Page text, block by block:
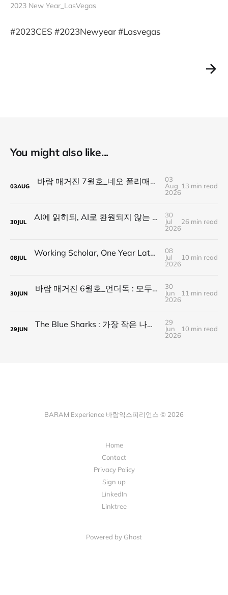
2023 New Year_LasVegas
#2023CES #2023Newyear #Lasvegas
You might also like...
03AUG 바람 매거진 7월호_네오 폴리매스 : 명함 한 줄에 갇히지 않는 사람들
03
Aug
2026
13 min read
30JUL AI에 읽히되, AI로 환원되지 않는 것 — 새로운 낭만의 시대, 브랜드와 비즈니스가 향해야 할 방향
30
Jul
2026
26 min read
08JUL Working Scholar, One Year Later : 1년 후, 다시 보내는 응원
08
Jul
2026
10 min read
30JUN 바람 매거진 6월호_언더독 : 모두가 가는 길을 가지 않는다, 나의 길을 만든다
30
Jun
2026
11 min read
29JUN The Blue Sharks : 가장 작은 나라가 만든 가장 넓은 연결
29
Jun
2026
10 min read
BARAM Experience 바람익스피리언스 © 2026
Home
Contact
Privacy Policy
Sign up
LinkedIn
Linktree
Powered by Ghost